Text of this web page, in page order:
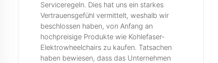
Serviceregeln. Dies hat uns ein starkes
Vertrauensgefühl vermittelt, weshalb wir
beschlossen haben, von Anfang an
hochpreisige Produkte wie Kohlefaser-
Elektrowheelchairs zu kaufen. Tatsachen
haben bewiesen, dass das Unternehmen